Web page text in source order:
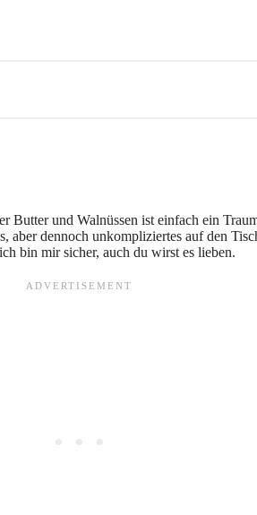
Butter und Walnüssen ist einfach ein
aber dennoch unkompliziertes auf den
bin mir sicher, auch du wirst es lieben.